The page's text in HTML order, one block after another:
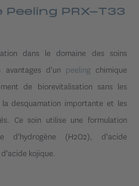
PRX-T33
dans le domaine des soins
avantages d'un peelingchimique
de biorevitalisation sans les
desquamation importante et les
Ce soin utilise une formulation
(H2O2), d'acide
kojique.